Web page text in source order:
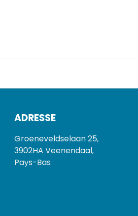
ADRESSE
Groeneveldselaan 25,
3902HA Veenendaal,
Pays-Bas